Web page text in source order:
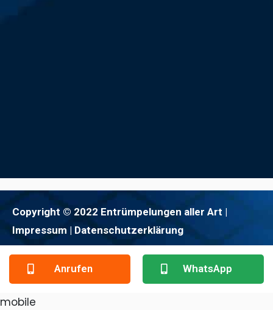
Copyright © 2022 Entrümpelungen aller Art |
Impressum | Datenschutzerklärung
Anrufen WhatsApp